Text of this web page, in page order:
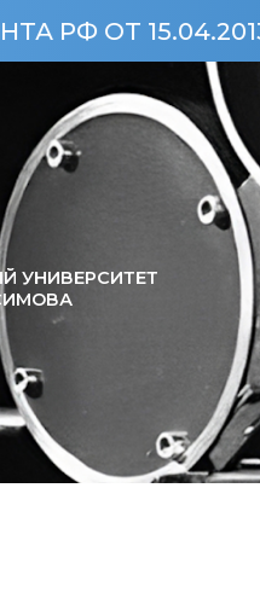
15.04.2013 №360)
УНИВЕРСИТЕТ